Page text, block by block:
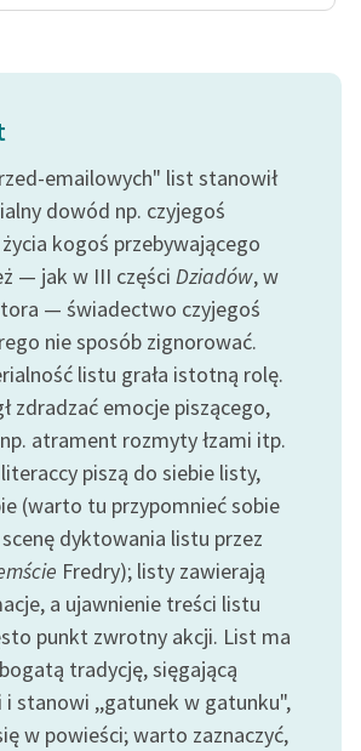
emailowych" list stanowił
dowód np. czyjegoś
kogoś przebywającego
— jak w III części Dziadów, w
— świadectwo czyjegoś
nie sposób zignorować.
listu grała istotną rolę.
zdradzać emocje piszącego,
atrament rozmyty łzami itp.
piszą do siebie listy,
(warto tu przypomnieć sobie
dyktowania listu przez
Fredry); listy zawierają
a ujawnienie treści listu
punkt zwrotny akcji. List ma
tradycję, sięgającą
stanowi ,,gatunek w gatunku",
w powieści; warto zaznaczyć,